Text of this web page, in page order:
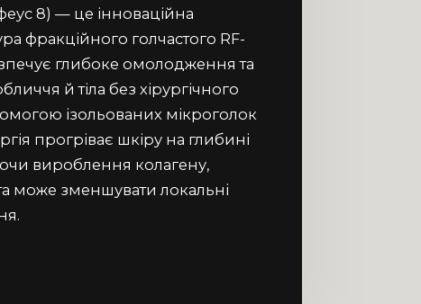
8) — це інноваційна
фракційного голчастого RF-
глибоке омолодження та
й тіла без хірургічного
ізольованих мікроголок
прогріває шкіру на глибині
вироблення колагену,
може зменшувати локальні